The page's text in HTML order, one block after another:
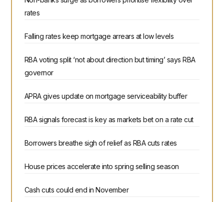
rates
Falling rates keep mortgage arrears at low levels
RBA voting split ‘not about direction but timing’ says RBA
governor
APRA gives update on mortgage serviceability buffer
RBA signals forecast is key as markets bet on a rate cut
Borrowers breathe sigh of relief as RBA cuts rates
House prices accelerate into spring selling season
Cash cuts could end in November